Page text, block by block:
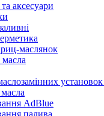
аксесуари
маслянок
установок
AdBlue
палива